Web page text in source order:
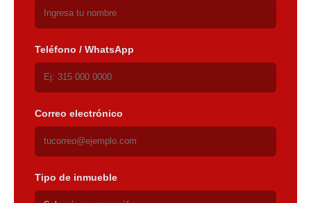
Teléfono / WhatsApp
Correo electrónico
Tipo de inmueble